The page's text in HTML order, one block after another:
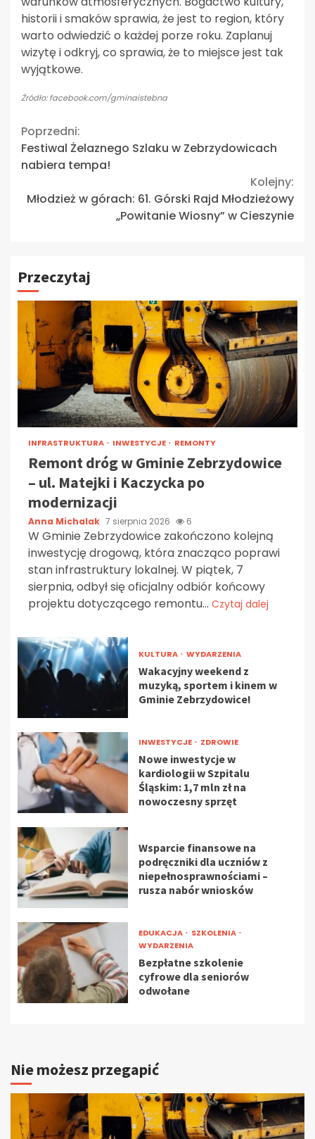
historii i smaków sprawia, że jest to region, który
warto odwiedzić o każdej porze roku. Zaplanuj
wizytę i odkryj, co sprawia, że to miejsce jest tak
wyjątkowe.
Źródło: facebook.com/gminaistebna
Continue
Reading
Poprzedni:
Festiwal Żelaznego Szlaku w Zebrzydowicach
nabiera tempa!
Kolejny:
Młodzież w górach: 61. Górski Rajd Młodzieżowy
„Powitanie Wiosny” w Cieszynie
Przeczytaj
INFRASTRUKTURA INWESTYCJE REMONTY
Remont dróg w Gminie Zebrzydowice
– ul. Matejki i Kaczycka po
modernizacji
Anna Michalak 7 sierpnia 2026 6
W Gminie Zebrzydowice zakończono kolejną
inwestycję drogową, która znacząco poprawi
stan infrastruktury lokalnej. W piątek, 7
sierpnia, odbył się oficjalny odbiór końcowy
projektu dotyczącego remontu... Czytaj dalej
KULTURA WYDARZENIA
Wakacyjny weekend z
muzyką, sportem i kinem w
Gminie Zebrzydowice!
INWESTYCJE ZDROWIE
Nowe inwestycje w
kardiologii w Szpitalu
Śląskim: 1,7 mln zł na
nowoczesny sprzęt
Wsparcie finansowe na
podręczniki dla uczniów z
niepełnosprawnościami –
rusza nabór wniosków
EDUKACJA
SZKOLENIA
WYDARZENIA
Bezpłatne szkolenie
cyfrowe dla seniorów
odwołane
Nie możesz przegapić